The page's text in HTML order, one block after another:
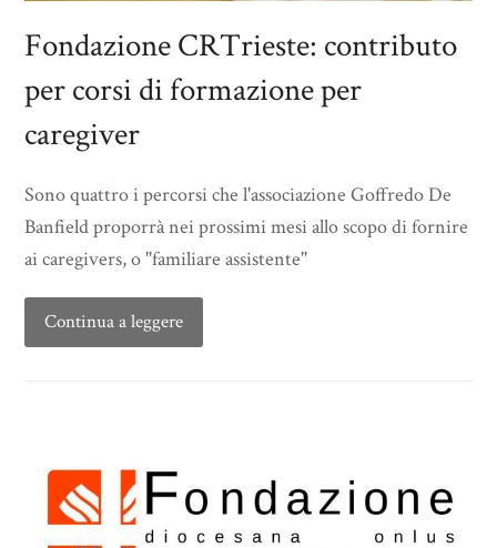
Fondazione CRTrieste: contributo
per corsi di formazione per
caregiver
Sono quattro i percorsi che l'associazione Goffredo De
Banfield proporrà nei prossimi mesi allo scopo di fornire
ai caregivers, o ''familiare assistente''
Continua a leggere